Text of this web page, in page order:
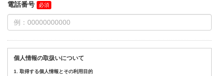
電話番号
個人情報の取扱いについて
1. 取得する個人情報とその利用目的